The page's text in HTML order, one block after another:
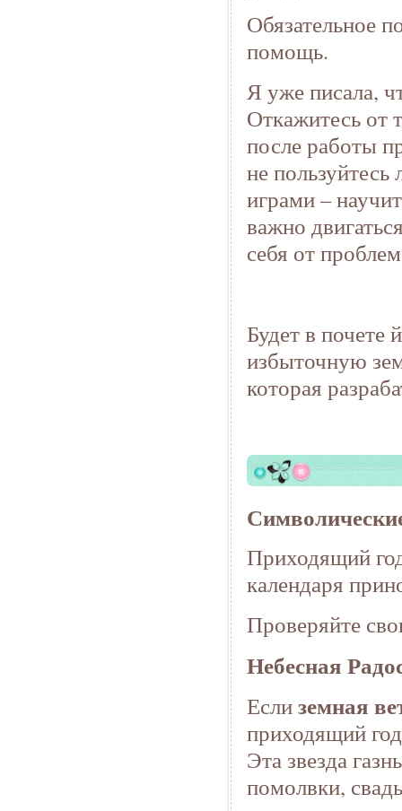
Обязательное
помощь.
Я уже писала,
Откажитесь от
после работы
не
играми –
важно
себя от
Будет в почете
избыточную
которая
Приходящий
календаря
Проверяйте
Небесная
Еслиземная
приходящий
Эта звезда
помолвки,